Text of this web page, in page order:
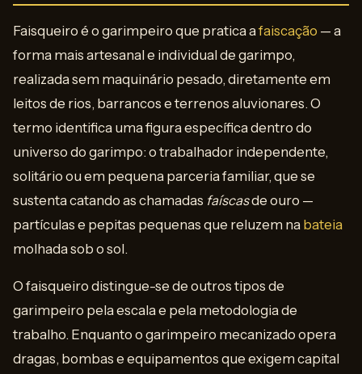
Faisqueiro é o garimpeiro que pratica afaiscação — a
forma mais artesanal e individual de garimpo,
realizada sem maquinário pesado, diretamente em
leitos de rios, barrancos e terrenos aluvionares. O
termo identifica uma figura específica dentro do
universo do garimpo: o trabalhador independente,
solitário ou em pequena parceria familiar, que se
sustenta catando as chamadas faíscasde ouro —
partículas e pepitas pequenas que reluzem na bateia
molhada sob o sol.
O faisqueiro distingue-se de outros tipos de
garimpeiro pela escala e pela metodologia de
trabalho. Enquanto o garimpeiro mecanizado opera
dragas, bombas e equipamentos que exigem capital